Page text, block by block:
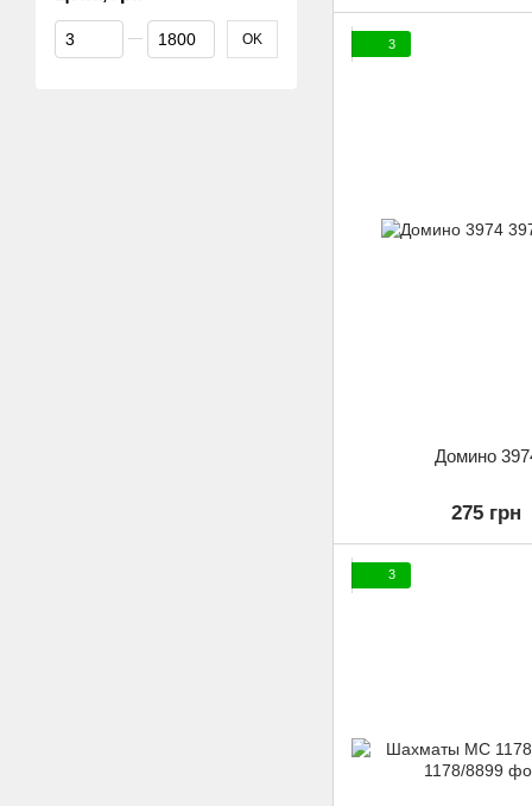
3
Домино
275 грн
3
От Цена, грн
До Цена, грн OK